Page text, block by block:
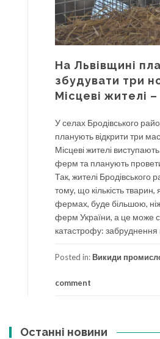
На Львівщині
збудувати три
Місцеві жителі
У селах Бродівського
планують відкрити три
Місцеві жителі
ферм та планують
Так, жителі Бродівського
тому, що кількість
фермах, буде більшою, ніж
ферм України, а це може
катастрофу: забруднення
Posted in: Викиди
comment
Останні новини